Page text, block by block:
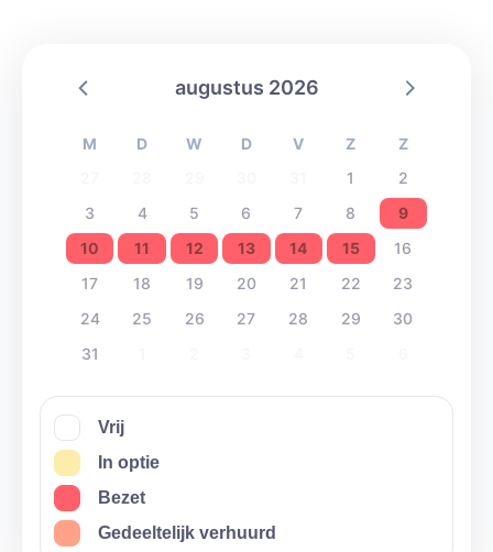
augustus 2026
M D W D V Z
Z
1
2
3
4 5 6 7 8
9
10
11 12 13 14 15
16
17
18 19 20 21 22
23
24
25 26 27 28 29
30
31
Vrij
In optie
Bezet
Gedeeltelijk verhuurd